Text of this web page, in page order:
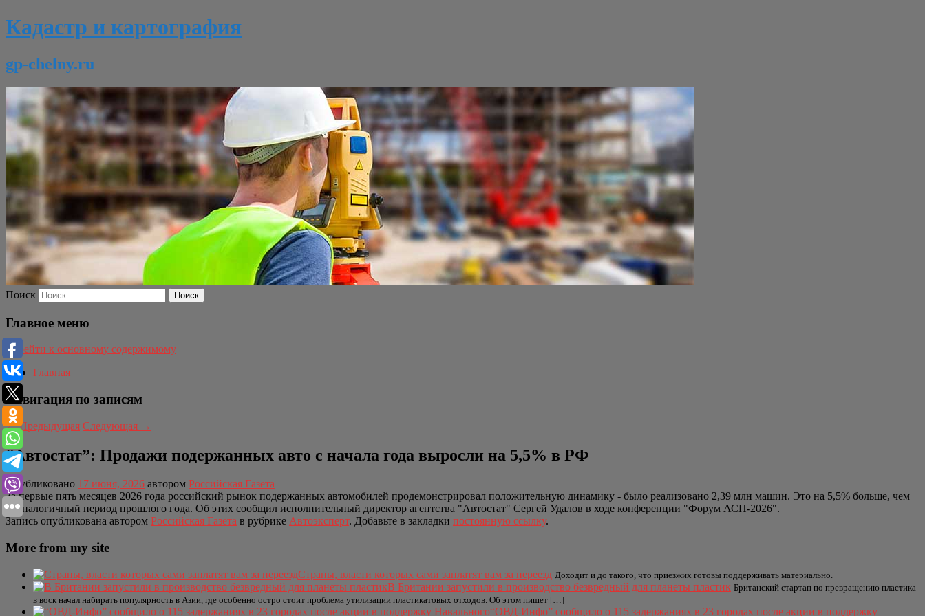
Кадастр и картография
gp-chelny.ru
Поиск
Главное меню
Перейти к основному содержимому
Главная
Навигация по записям
←Предыдущая Следующая →
“Автостат”: Продажи подержанных авто с начала года выросли на 5,5% в РФ
Опубликовано 17 июня, 2026 автором Российская Газета
За первые пять месяцев 2026 года российский рынок подержанных автомобилей продемонстрировал положительную динамику - было реализовано 2,39 млн машин. Это на 5,5% больше, чем
за аналогичный период прошлого года. Об этих сообщил исполнительный директор агентства "Автостат" Сергей Удалов в ходе конференции "Форум АСП-2026".
Запись опубликована автором Российская Газета в рубрике Автоэксперт. Добавьте в закладки постоянную ссылку.
More from my site
Страны, власти которых сами заплатят вам за переезд Доходит и до такого, что приезжих готовы поддерживать материально.
В Британии запустили в производство безвредный для планеты пластик Британский стартап по превращению пластика
в воск начал набирать популярность в Азии, где особенно остро стоит проблема утилизации пластикатовых отходов. Об этом пишет […]
“ОВД-Инфо” сообщило о 115 задержаниях в 23 городах после акции в поддержку